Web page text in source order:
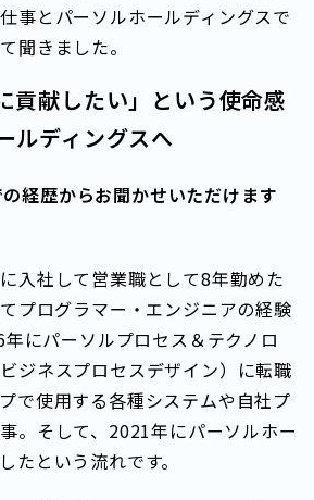
事とパーソルホールディングスで
聞きました。
貢献したい」という使命感
ルディングスへ
経歴からお聞かせいただけます
入社して営業職として8年勤めた
プログラマー・エンジニアの経験
にパーソルプロセス＆テクノロ
ジネスプロセスデザイン）に転職
で使用する各種システムや自社プ
。そして、2021年にパーソルホー
たという流れです。